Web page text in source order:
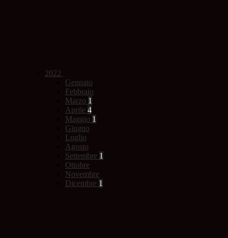
2022
Gennaio
Febbraio
Marzo 1
Aprile 4
Maggio 1
Giugno
Luglio
Agosto
Settembre 1
Ottobre
Novembre
Dicembre 1